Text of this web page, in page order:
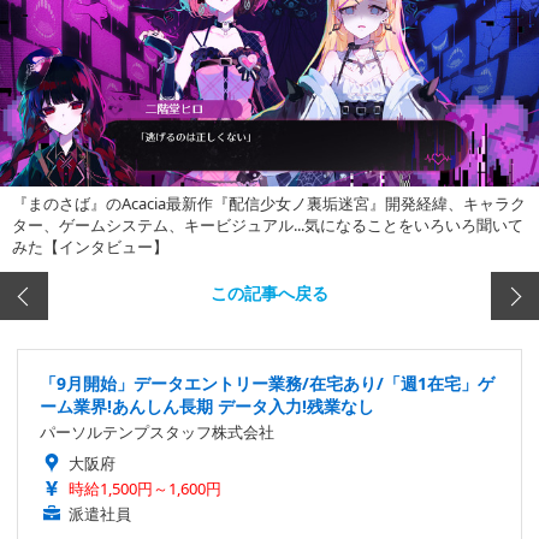
『まのさば』のAcacia最新作『配信少女ノ裏垢迷宮』開発経緯、キャラク
ター、ゲームシステム、キービジュアル...気になることをいろいろ聞いて
みた【インタビュー】
この記事へ戻る
「9月開始」データエントリー業務/在宅あり/「週1在宅」ゲ
ーム業界!あんしん長期 データ入力!残業なし
パーソルテンプスタッフ株式会社
大阪府
時給1,500円～1,600円
派遣社員